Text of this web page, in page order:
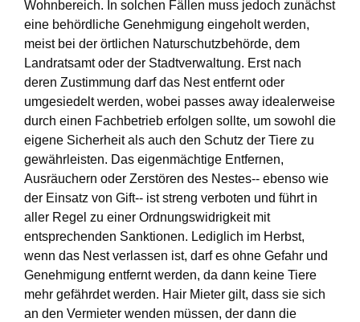
Wohnbereich. In solchen Fällen muss jedoch zunächst
eine behördliche Genehmigung eingeholt werden,
meist bei der örtlichen Naturschutzbehörde, dem
Landratsamt oder der Stadtverwaltung. Erst nach
deren Zustimmung darf das Nest entfernt oder
umgesiedelt werden, wobei passes away idealerweise
durch einen Fachbetrieb erfolgen sollte, um sowohl die
eigene Sicherheit als auch den Schutz der Tiere zu
gewährleisten. Das eigenmächtige Entfernen,
Ausräuchern oder Zerstören des Nestes-- ebenso wie
der Einsatz von Gift-- ist streng verboten und führt in
aller Regel zu einer Ordnungswidrigkeit mit
entsprechenden Sanktionen. Lediglich im Herbst,
wenn das Nest verlassen ist, darf es ohne Gefahr und
Genehmigung entfernt werden, da dann keine Tiere
mehr gefährdet werden. Hair Mieter gilt, dass sie sich
an den Vermieter wenden müssen, der dann die